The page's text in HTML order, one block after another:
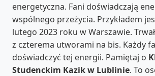
energetyczna. Fani doświadczają
wspólnego przeżycia. Przykładem
lutego 2023 roku w Warszawie.
z czterema utworami na bis. Każdy
doświadczyć tej energii. Pamiętaj o
Studenckim Kazik w Lublinie. To